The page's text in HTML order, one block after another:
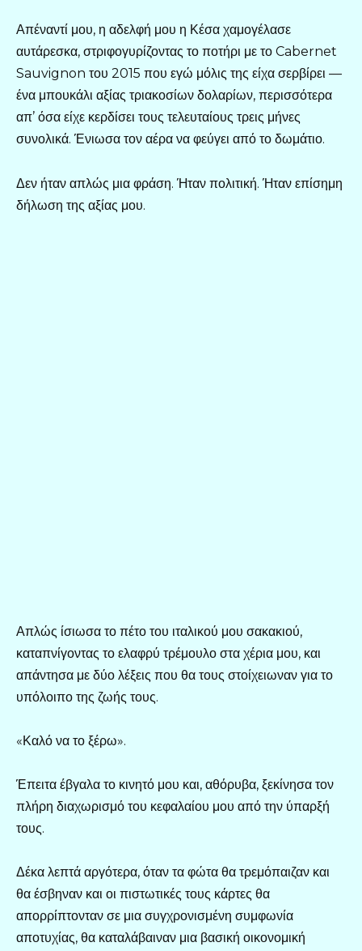
Απέναντί μου, η αδελφή μου η Κέσα χαμογέλασε
αυτάρεσκα, στριφογυρίζοντας το ποτήρι με το Cabernet
Sauvignon του 2015 που εγώ μόλις της είχα σερβίρει —
ένα μπουκάλι αξίας τριακοσίων δολαρίων, περισσότερα
απ’ όσα είχε κερδίσει τους τελευταίους τρεις μήνες
συνολικά. Ένιωσα τον αέρα να φεύγει από το δωμάτιο.
Δεν ήταν απλώς μια φράση. Ήταν πολιτική. Ήταν επίσημη
δήλωση της αξίας μου.
Απλώς ίσιωσα το πέτο του ιταλικού μου σακακιού,
καταπνίγοντας το ελαφρύ τρέμουλο στα χέρια μου, και
απάντησα με δύο λέξεις που θα τους στοίχειωναν για το
υπόλοιπο της ζωής τους.
«Καλό να το ξέρω».
Έπειτα έβγαλα το κινητό μου και, αθόρυβα, ξεκίνησα τον
πλήρη διαχωρισμό του κεφαλαίου μου από την ύπαρξή
τους.
Δέκα λεπτά αργότερα, όταν τα φώτα θα τρεμόπαιζαν και
θα έσβηναν και οι πιστωτικές τους κάρτες θα
απορρίπτονταν σε μια συγχρονισμένη συμφωνία
αποτυχίας, θα καταλάβαιναν μια βασική οικονομική